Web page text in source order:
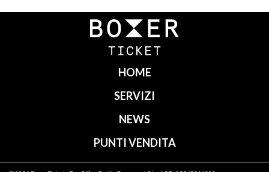
Navigazione
HOME
SERVIZI
NEWS
PUNTI VENDITA